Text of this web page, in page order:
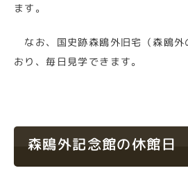
ます。
なお、国史跡森鴎外旧宅（森鴎外
おり、毎日見学できます。
森鴎外記念館の休館日